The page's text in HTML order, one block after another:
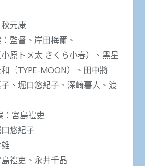
元康
監督、岸田梅爾、
原トメ太 さくら小春）、黑星
（TYPE-MOON）、田中將
、堀口悠紀子、深崎暮人、渡
：宮島禮吏
悠紀子
禮吏、永井千晶